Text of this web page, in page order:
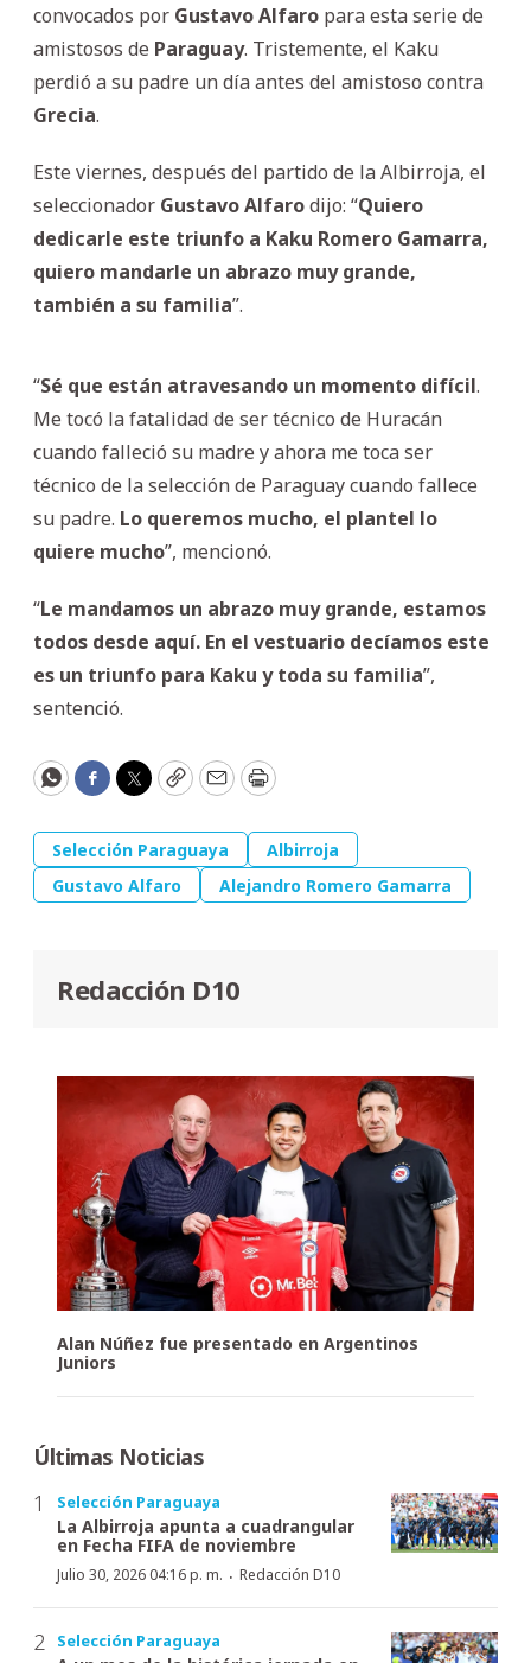
convocados por GustavoAlfaro para esta serie de
amistosos de Paraguay. Tristemente, el Kaku
perdió a su padre un día antes del amistoso contra
Grecia.
Este viernes, después del partido de la Albirroja, el
seleccionador GustavoAlfarodijo: “Quiero
dedicarle este triunfo a Kaku Romero Gamarra,
quiero mandarle un abrazo muy grande,
también a su familia”.
“Sé que están atravesando un momento difícil.
Me tocó la fatalidad de ser técnico de Huracán
cuando falleció su madre y ahora me toca ser
técnico de la selección de Paraguay cuando fallece
su padre. Lo queremos mucho, el plantel lo
quiere mucho”, mencionó.
“Le mandamos un abrazo muy grande, estamos
todos desde aquí. En el vestuario decíamos este
es un triunfo para Kaku y toda su familia”,
sentenció.
WhatsApp
Facebook
Twitter
CopyEmailPrint
Selección Paraguaya
Albirroja
Gustavo Alfaro
Alejandro Romero Gamarra
Redacción D10
Alan Núñez fue presentado en Argentinos
Juniors
Últimas Noticias
Selección Paraguaya
La Albirroja apunta a cuadrangular
en Fecha FIFA de noviembre
Julio 30, 2026 04:16 p. m. · Redacción D10
Selección Paraguaya